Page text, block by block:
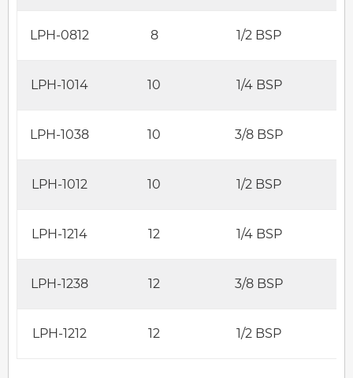
LPH-0812 8 1/2 BSP
LPH-1014 10 1/4 BSP
LPH-1038 10 3/8 BSP
LPH-1012 10 1/2 BSP
LPH-1214 12 1/4 BSP
LPH-1238 12 3/8 BSP
LPH-1212 12 1/2 BSP